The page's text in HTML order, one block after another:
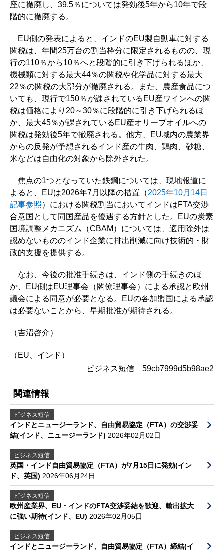
座に撤廃し、39.5％については発効後5年から10年で段
階的に撤廃する。
EU側の発表によると、インドのEU製自動車に対する
関税は、年間25万台の割当枠分に限定されるものの、現
行の110％から10％へと段階的に引き下げられるほか、
機械類に対する最大44％の関税や化学品に対する最大
22％の関税の大部分が撤廃される。また、農産食品につ
いても、現行で150％が課されているEU産ワインへの関
税は価格により20～30％に段階的に引き下げられるほ
か、最大45％が課されているEU産オリーブオイルへの
関税は発効後5年で撤廃される。他方、EU域内の農業界
からの反発が予想されるインド産の牛肉、鶏肉、砂糖、
米などは自由化の対象から除外された。
焦点の1つとなっていた鉄鋼については、現地報道に
よると、EUは2026年7月以降の措置（2025年10月14日
記事参照）における関税割当においてインドはFTA交渉
合意国として同国産品を優遇する方針とした。EUの炭素
国境調整メカニズム（CBAM）については、適用除外は
認めないもののインド企業に排出削減に向け技術的・財
政的支援を提供する。
なお、今後の批准手続きは、インド側の手続きのほ
か、EU側はEU理事会（閣僚理事会）による承認と欧州
議会による同意が必要となる。EUの各加盟国による承認
は必要ないことから、早期批准が期待される。
（吉沼啓介）
（EU、インド）
ビジネス短信 59cb7999d5b98ae2
関連情報
ビジネス短信
インドとニュージーランド、自由貿易協定（FTA）の交渉妥
結(インド、ニュージーランド) 2026年02月02日
ビジネス短信
英国・インド自由貿易協定（FTA）が7月15日に発効(イン
ド、英国) 2026年06月24日
ビジネス短信
欧州産業界、EU・インドのFTA交渉妥結を歓迎、輸出拡大
に強い期待(インド、EU) 2026年02月05日
ビジネス短信
インドとニュージーランド、自由貿易協定（FTA）締結(イ